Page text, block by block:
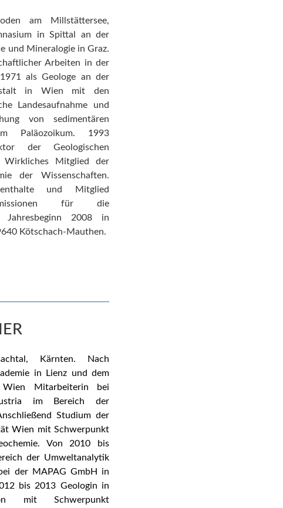
am Millstättersee,
in Spittal an der
und Mineralogie in Graz.
Arbeiten in der
als Geologe an der
in Wien mit den
Landesaufnahme und
von sedimentären
Paläozoikum. 1993
der Geologischen
Wirkliches Mitglied der
der Wissenschaften.
und Mitglied
für die
Jahresbeginn 2008 in
Kötschach-Mauthen.
Kärnten. Nach
in Lienz und dem
Mitarbeiterin bei
im Bereich der
Studium der
Wien mit Schwerpunkt
Von 2010 bis
der Umweltanalytik
der MAPAG GmbH in
bis 2013 Geologin in
mit Schwerpunkt